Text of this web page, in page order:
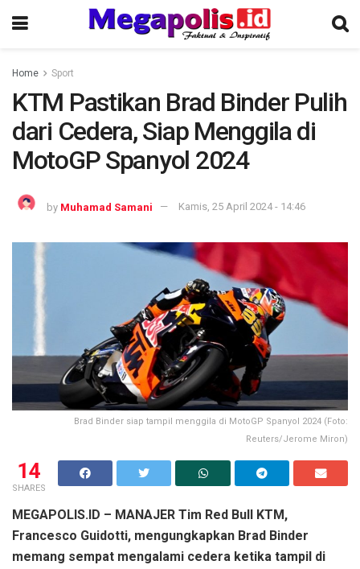
Home Sport
KTM Pastikan Brad Binder Pulih
dari Cedera, Siap Menggila di
MotoGP Spanyol 2024
by Muhamad Samani Kamis, 25 April 2024 - 14:46
Brad Binder siap tampil menggila di MotoGP Spanyol 2024 (Foto:
Reuters/Jerome Miron)
14
SHARES
MEGAPOLIS.ID – MANAJER Tim Red Bull KTM,
Francesco Guidotti, mengungkapkan Brad Binder
memang sempat mengalami cedera ketika tampil di